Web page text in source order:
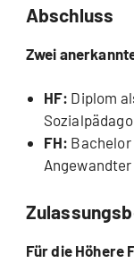
Abschluss
Zwei
HF: Diplom
FH: Bachelor
Für die Höhere